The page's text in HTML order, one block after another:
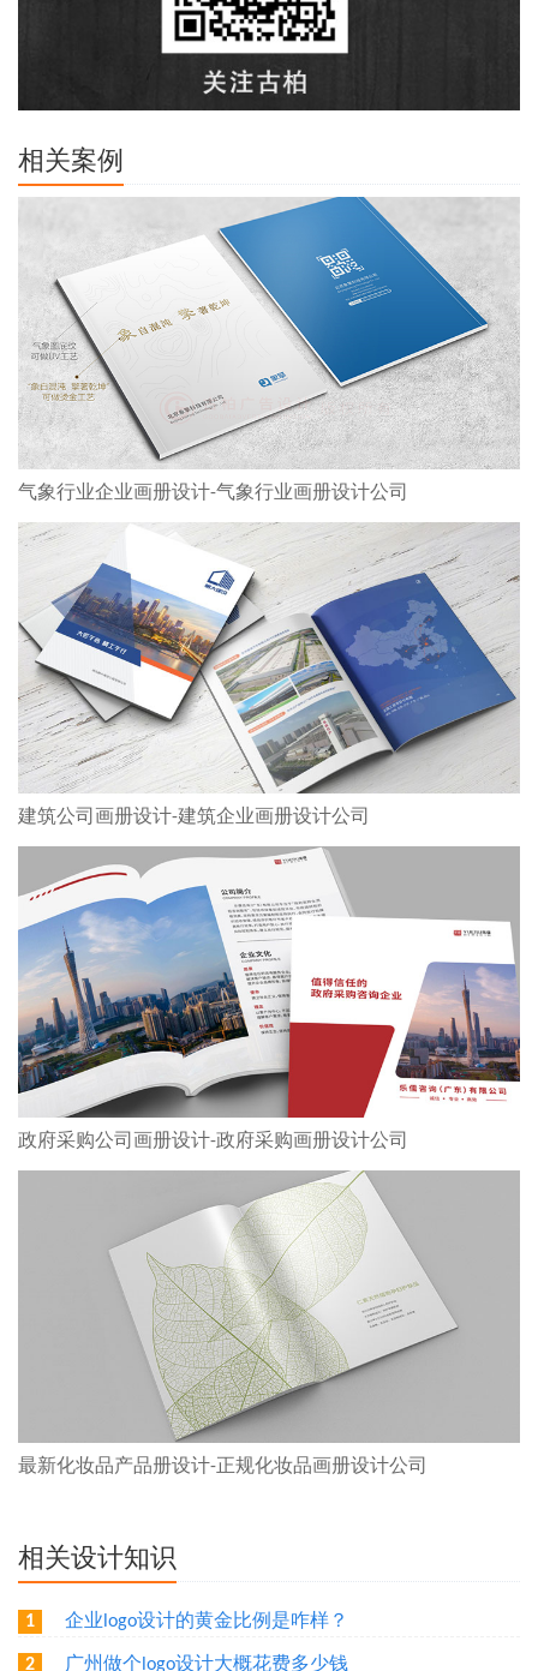
相关案例
气象行业企业画册设计-气象行业画册设计公司
建筑公司画册设计-建筑企业画册设计公司
政府采购公司画册设计-政府采购画册设计公司
最新化妆品产品册设计-正规化妆品画册设计公司
相关设计知识
1 企业logo设计的黄金比例是咋样？
2 广州做个logo设计大概花费多少钱